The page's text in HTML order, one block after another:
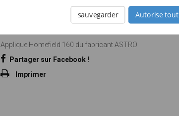
sauvegarder Autorise tout
RM501095001
Applique Homefield 160 du fabricant ASTRO
Partager sur Facebook !
Imprimer